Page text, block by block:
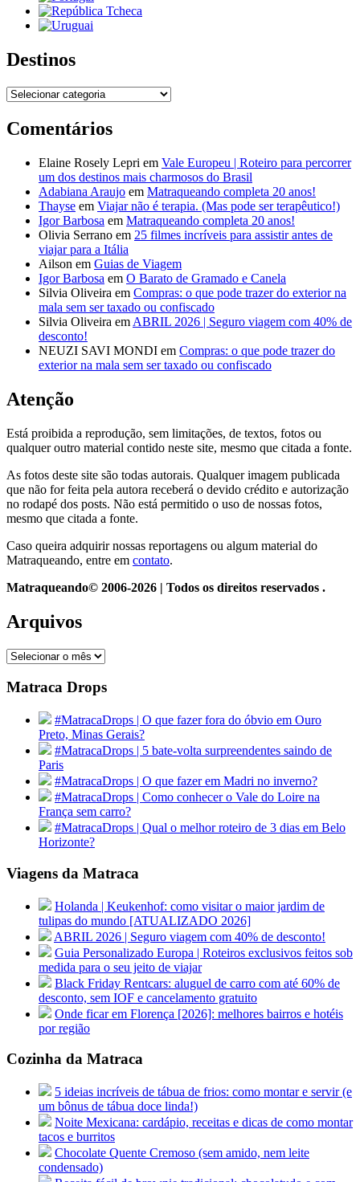
Destinos
Destinos
Comentários
Elaine Rosely Lepri em Vale Europeu | Roteiro para percorrer
um dos destinos mais charmosos do Brasil
Adabiana Araujo em Matraqueando completa 20 anos!
Thayse em Viajar não é terapia. (Mas pode ser terapêutico!)
Igor Barbosa em Matraqueando completa 20 anos!
Olivia Serrano em 25 filmes incríveis para assistir antes de
viajar para a Itália
Ailson em Guias de Viagem
Igor Barbosa em O Barato de Gramado e Canela
Silvia Oliveira em Compras: o que pode trazer do exterior na
mala sem ser taxado ou confiscado
Silvia Oliveira em ABRIL 2026 | Seguro viagem com 40% de
desconto!
NEUZI SAVI MONDI em Compras: o que pode trazer do
exterior na mala sem ser taxado ou confiscado
Atenção
Está proibida a reprodução, sem limitações, de textos, fotos ou
qualquer outro material contido neste site, mesmo que citada a fonte.
As fotos deste site são todas autorais. Qualquer imagem publicada
que não for feita pela autora receberá o devido crédito e autorização
no rodapé dos posts. Não está permitido o uso de nossas fotos,
mesmo que citada a fonte.
Caso queira adquirir nossas reportagens ou algum material do
Matraqueando, entre em contato.
Matraqueando© 2006-2026 | Todos os direitos reservados .
Arquivos
Arquivos
Matraca Drops
#MatracaDrops | O que fazer fora do óbvio em Ouro
Preto, Minas Gerais?
#MatracaDrops | 5 bate-volta surpreendentes saindo de
Paris
#MatracaDrops | O que fazer em Madri no inverno?
#MatracaDrops | Como conhecer o Vale do Loire na
França sem carro?
#MatracaDrops | Qual o melhor roteiro de 3 dias em Belo
Horizonte?
Viagens da Matraca
Holanda | Keukenhof: como visitar o maior jardim de
tulipas do mundo [ATUALIZADO 2026]
ABRIL 2026 | Seguro viagem com 40% de desconto!
Guia Personalizado Europa | Roteiros exclusivos feitos sob
medida para o seu jeito de viajar
Black Friday Rentcars: aluguel de carro com até 60% de
desconto, sem IOF e cancelamento gratuito
Onde ficar em Florença [2026]: melhores bairros e hotéis
por região
Cozinha da Matraca
5 ideias incríveis de tábua de frios: como montar e servir (e
um bônus de tábua doce linda!)
Noite Mexicana: cardápio, receitas e dicas de como montar
tacos e burritos
Chocolate Quente Cremoso (sem amido, nem leite
condensado)